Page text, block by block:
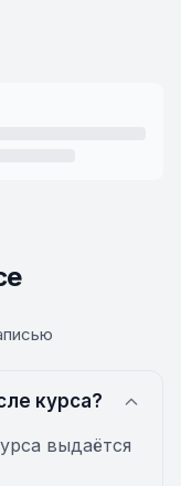
курса?
выдаётся